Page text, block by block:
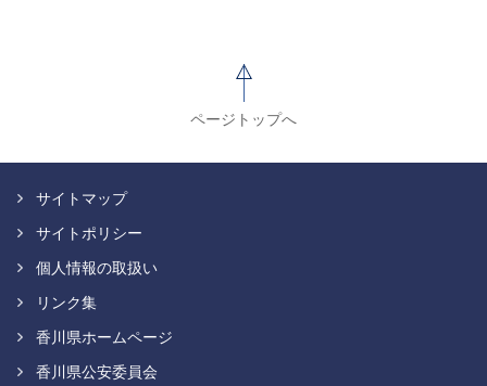
ページトップへ
サイトマップ
サイトポリシー
個人情報の取扱い
リンク集
香川県ホームページ
香川県公安委員会